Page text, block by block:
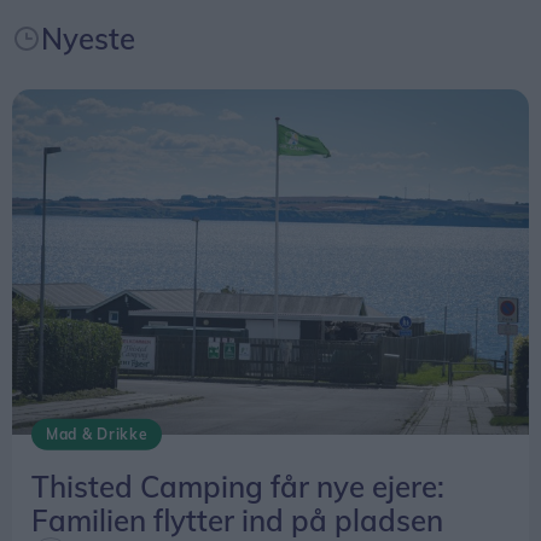
Bliver familiens fjerde campingplads
Gitte og Henrik Thusgaard Poulsen driver i
forvejen Toftum Bjerge Camping, Glyngøre
Camping og Himmerland Camping under navnet
Nyeste
Mad & Drikke
Thisted Camping får nye ejere:
Familien flytter ind på pladsen